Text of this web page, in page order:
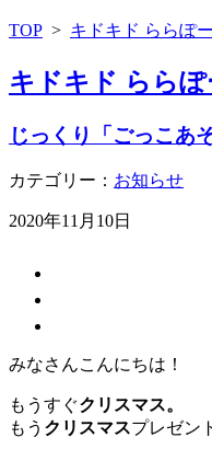
TOP > キドキド ららぽ
キドキド らら
じっくり「ごっこあ
カテゴリー： お知らせ
2020年11月10日
みなさんこんにちは！
もうすぐクリスマス。
もう クリスマスプレゼン